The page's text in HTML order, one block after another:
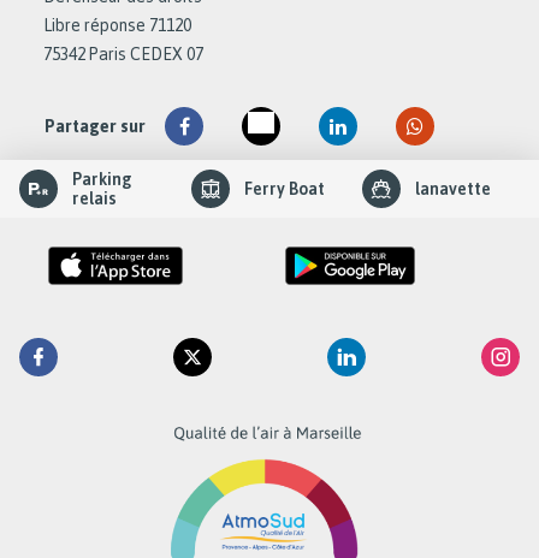
Libre réponse 71120
75342 Paris CEDEX 07
Partager sur
slider
element
Parking
relais
Ferry Boat lanavette
Retrouvez
laFacebook Twitter Linkedin